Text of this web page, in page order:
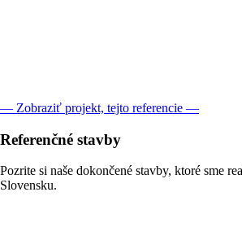
— Zobraziť projekt, tejto referencie —
Referenčné stavby
Pozrite si naše dokončené stavby, ktoré sme
Slovensku.